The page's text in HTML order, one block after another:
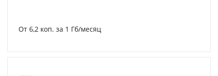
От 6,2 коп. за 1 Гб/месяц